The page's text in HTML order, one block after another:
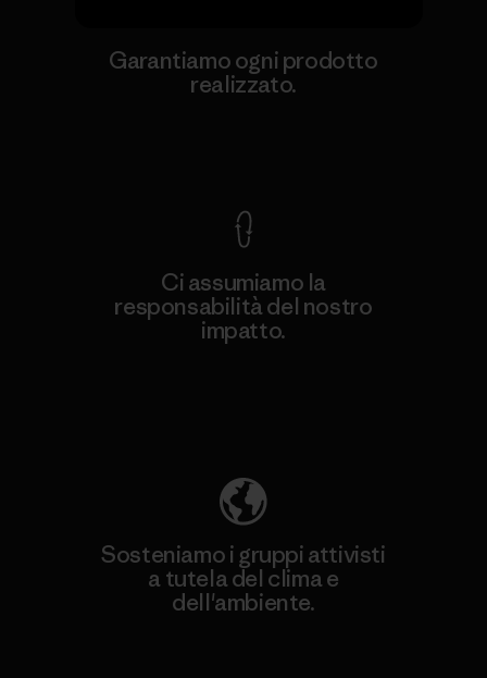
Garantiamo ogni prodotto
realizzato.
Ci assumiamo la
responsabilità del nostro
impatto.
Sosteniamo i gruppi attivisti
a tutela del clima e
dell'ambiente.